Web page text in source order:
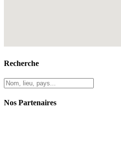
Recherche
Nos Partenaires